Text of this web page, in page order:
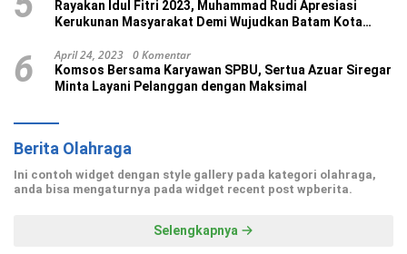
Rayakan Idul Fitri 2023, Muhammad Rudi Apresiasi
Kerukunan Masyarakat Demi Wujudkan Batam Kota
6 April 24, 2023 0 Komentar
Komsos Bersama Karyawan SPBU, Sertua Azuar Siregar
Minta Layani Pelanggan dengan Maksimal
Berita Olahraga
Ini contoh widget dengan style gallery pada kategori olahraga,
anda bisa mengaturnya pada widget recent post wpberita.
Selengkapnya